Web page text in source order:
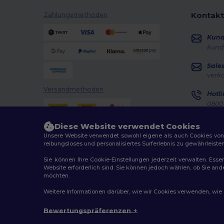
Regatta
Result Core (11)
Result Headwear (1)
Result Safe-Guard
Zahlungsmethoden
Versandmethoden
Sales
0800
2026. Alle Rechte vorbehalten
Diese Website verwendet Cookies
Unsere Website verwendet sowohl eigene als auch Cookies
reibungsloses und personalisiertes Surferlebnis zu
Sie können Ihre Cookie-Einstellungen jederzeit verwalten.
Website erforderlich sind. Sie können jedoch wählen, ob Sie
möchten.
Weitere Informationen darüber, wie wir Cookies verwenden,
Bewertungspräferenzen